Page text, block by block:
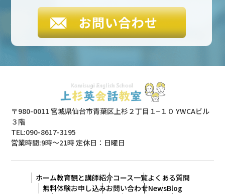
〒980-0011 宮城県仙台市青葉区上杉２丁目１−１０ YWCAビル
３階
TEL:090-8617-3195
営業時間:9時〜21時 定休日：日曜日
ホーム教育観と講師紹介コース一覧よくある質問
無料体験お申し込みお問い合わせNewsBlog